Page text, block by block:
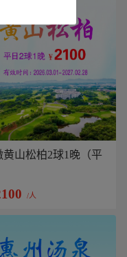
黄山松柏2球1晚（平
/人